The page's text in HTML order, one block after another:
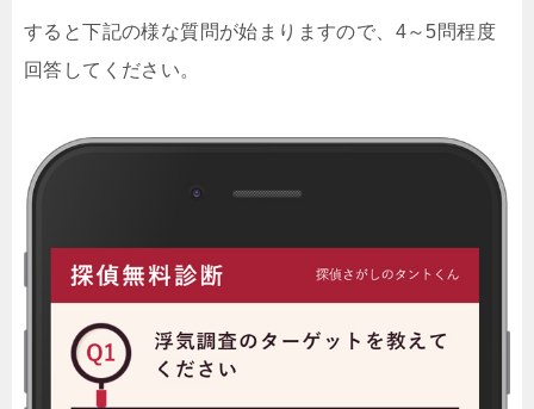
すると下記の様な質問が始まりますので、4～5問程度
回答してください。